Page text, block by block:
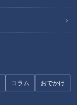
コラム おでかけ